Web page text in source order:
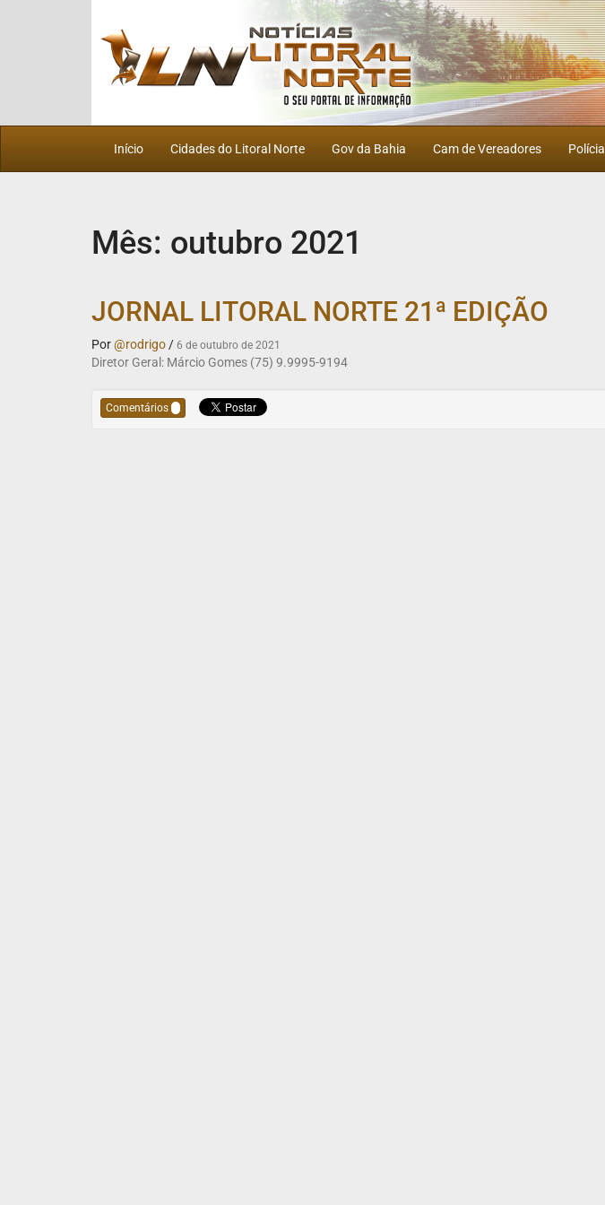
Início Cidades do Litoral Norte Gov da Bahia Cam de Vereadores Polícia
Mês: outubro 2021
JORNAL LITORAL NORTE 21ª EDIÇÃO
Por@rodrigo / 6 de outubro de 2021
Diretor Geral: Márcio Gomes (75) 9.9995-9194
Comentários